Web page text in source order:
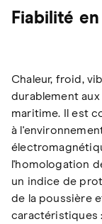
Fiabilité
Chaleur, froid,
durablement
maritime. Il est
à
l'homologation
un indice de
de la poussière
caractéristiques